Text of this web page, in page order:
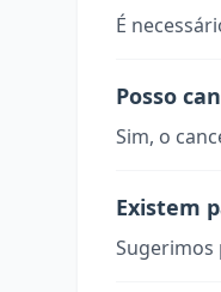
É
Posso
Sim, o
Existem
Sugerimos